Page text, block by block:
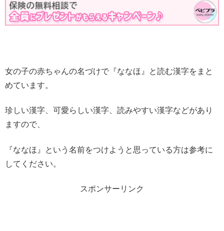
女の子の赤ちゃんの名づけで『ななほ』と読む漢字をまと
めています。
珍しい漢字、可愛らしい漢字、読みやすい漢字などがあり
ますので、
『ななほ』という名前をつけようと思っている方は参考に
してください。
スポンサーリンク